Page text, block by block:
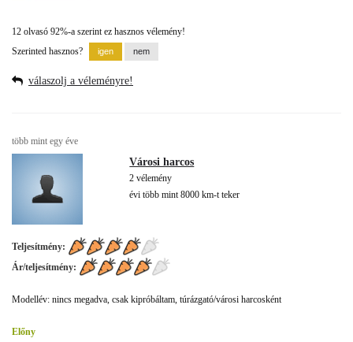
12 olvasó 92%-a szerint ez hasznos vélemény!
Szerinted hasznos?
válaszolj a véleményre!
több mint egy éve
Városi harcos
2 vélemény
évi több mint 8000 km-t teker
Teljesítmény:
Ár/teljesítmény:
Modellév: nincs megadva, csak kipróbáltam, túrázgató/városi harcosként
Előny